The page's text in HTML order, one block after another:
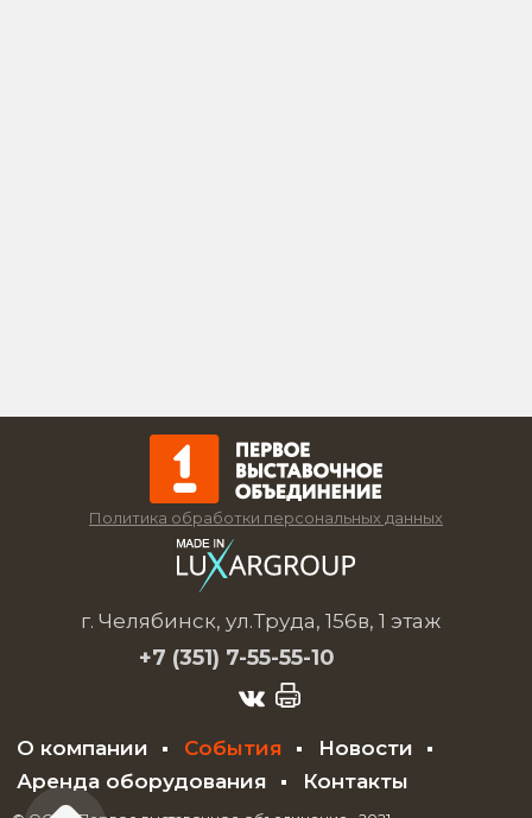
Политика обработки персональных данных
г. Челябинск, ул.Труда, 156в, 1 этаж
+7 (351) 7-55-55-10
О компании События
Новости
Аренда оборудования
Контакты